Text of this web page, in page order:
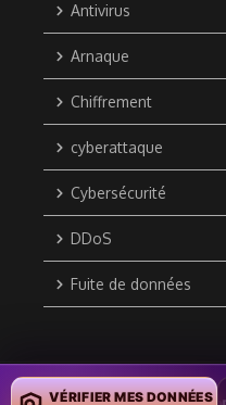
Antivirus
Arnaque
Chiffrement
cyberattaque
Cybersécurité
DDoS
Fuite de données
Copyright © 2010 / 2026
VÉRIFIER MES DONNÉES